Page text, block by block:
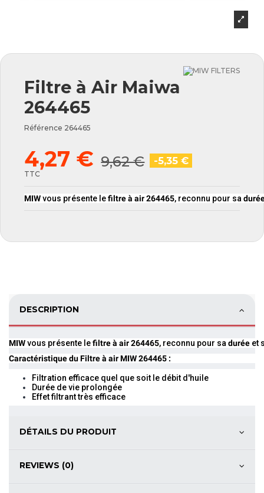
Filtre à Air Maiwa
264465
Référence 264465
4,27 € 9,62 € -5,35 €
TTC
MIWvous présente lefiltre à air 264465, reconnu pour sa
DESCRIPTION
MIWvous présente lefiltre à air 264465, reconnu pour sa durée et
Caractéristique duFiltre à air MIW 264465 :
Filtration efficace quel que soit le débit d'huile
Durée de vie prolongée
Effet filtrant très efficace
DÉTAILS DU PRODUIT
REVIEWS (0)